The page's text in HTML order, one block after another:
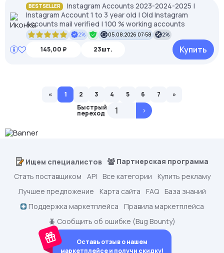
BESTSELLER
Instagram Accounts 2023-2024-2025 |
Instagram Account 1 to 3 year old | Old Instagram
Accounts mail verified | 100 % working accounts
2% 05.08.2026 07:58 2%
145,00 ₽ 23шт. Купить
« 1 2 3 4 5 6 7
»
Быстрый
переход >
Ищем специалистов
Партнерская программа
Стать поставщиком
API Все категории
Купить рекламу
Лучшее предложение
Карта сайта FAQ
База знаний
Поддержка маркетплейса
Правила маркетплейса
🪲 Сообщить об ошибке (Bug Bounty)
Оставь отзыв о нашем
маркетплейсе и получи скидку!